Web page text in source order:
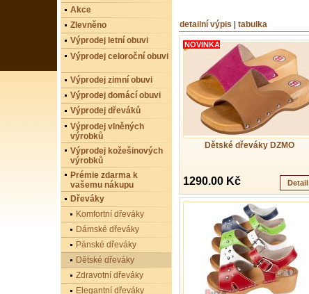
detailní výpis
tabulka
Dětské dřeváky DZMO
NOVINKA
1290.00 Kč Detail
Akce
Zlevněno
Výprodej letní obuvi
Výprodej celoroční obuvi
Výprodej zimní obuvi
Výprodej domácí obuvi
Výprodej dřeváků
Výprodej vlněných
výrobků
Výprodej kožešinových
výrobků
Prémie zdarma k
vašemu nákupu
Dřeváky
Komfortní dřeváky
Dámské dřeváky
Pánské dřeváky
Dětské dřeváky
Zdravotní dřeváky
Elegantní dřeváky